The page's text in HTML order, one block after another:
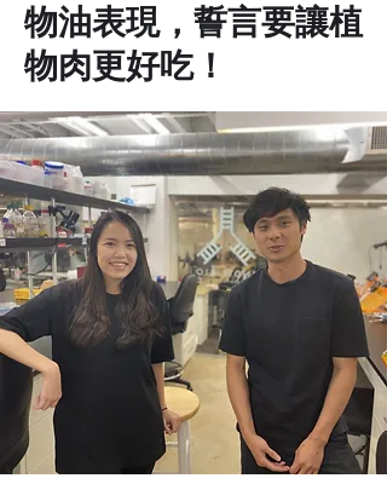
物油表現，誓言要讓植
物肉更好吃！